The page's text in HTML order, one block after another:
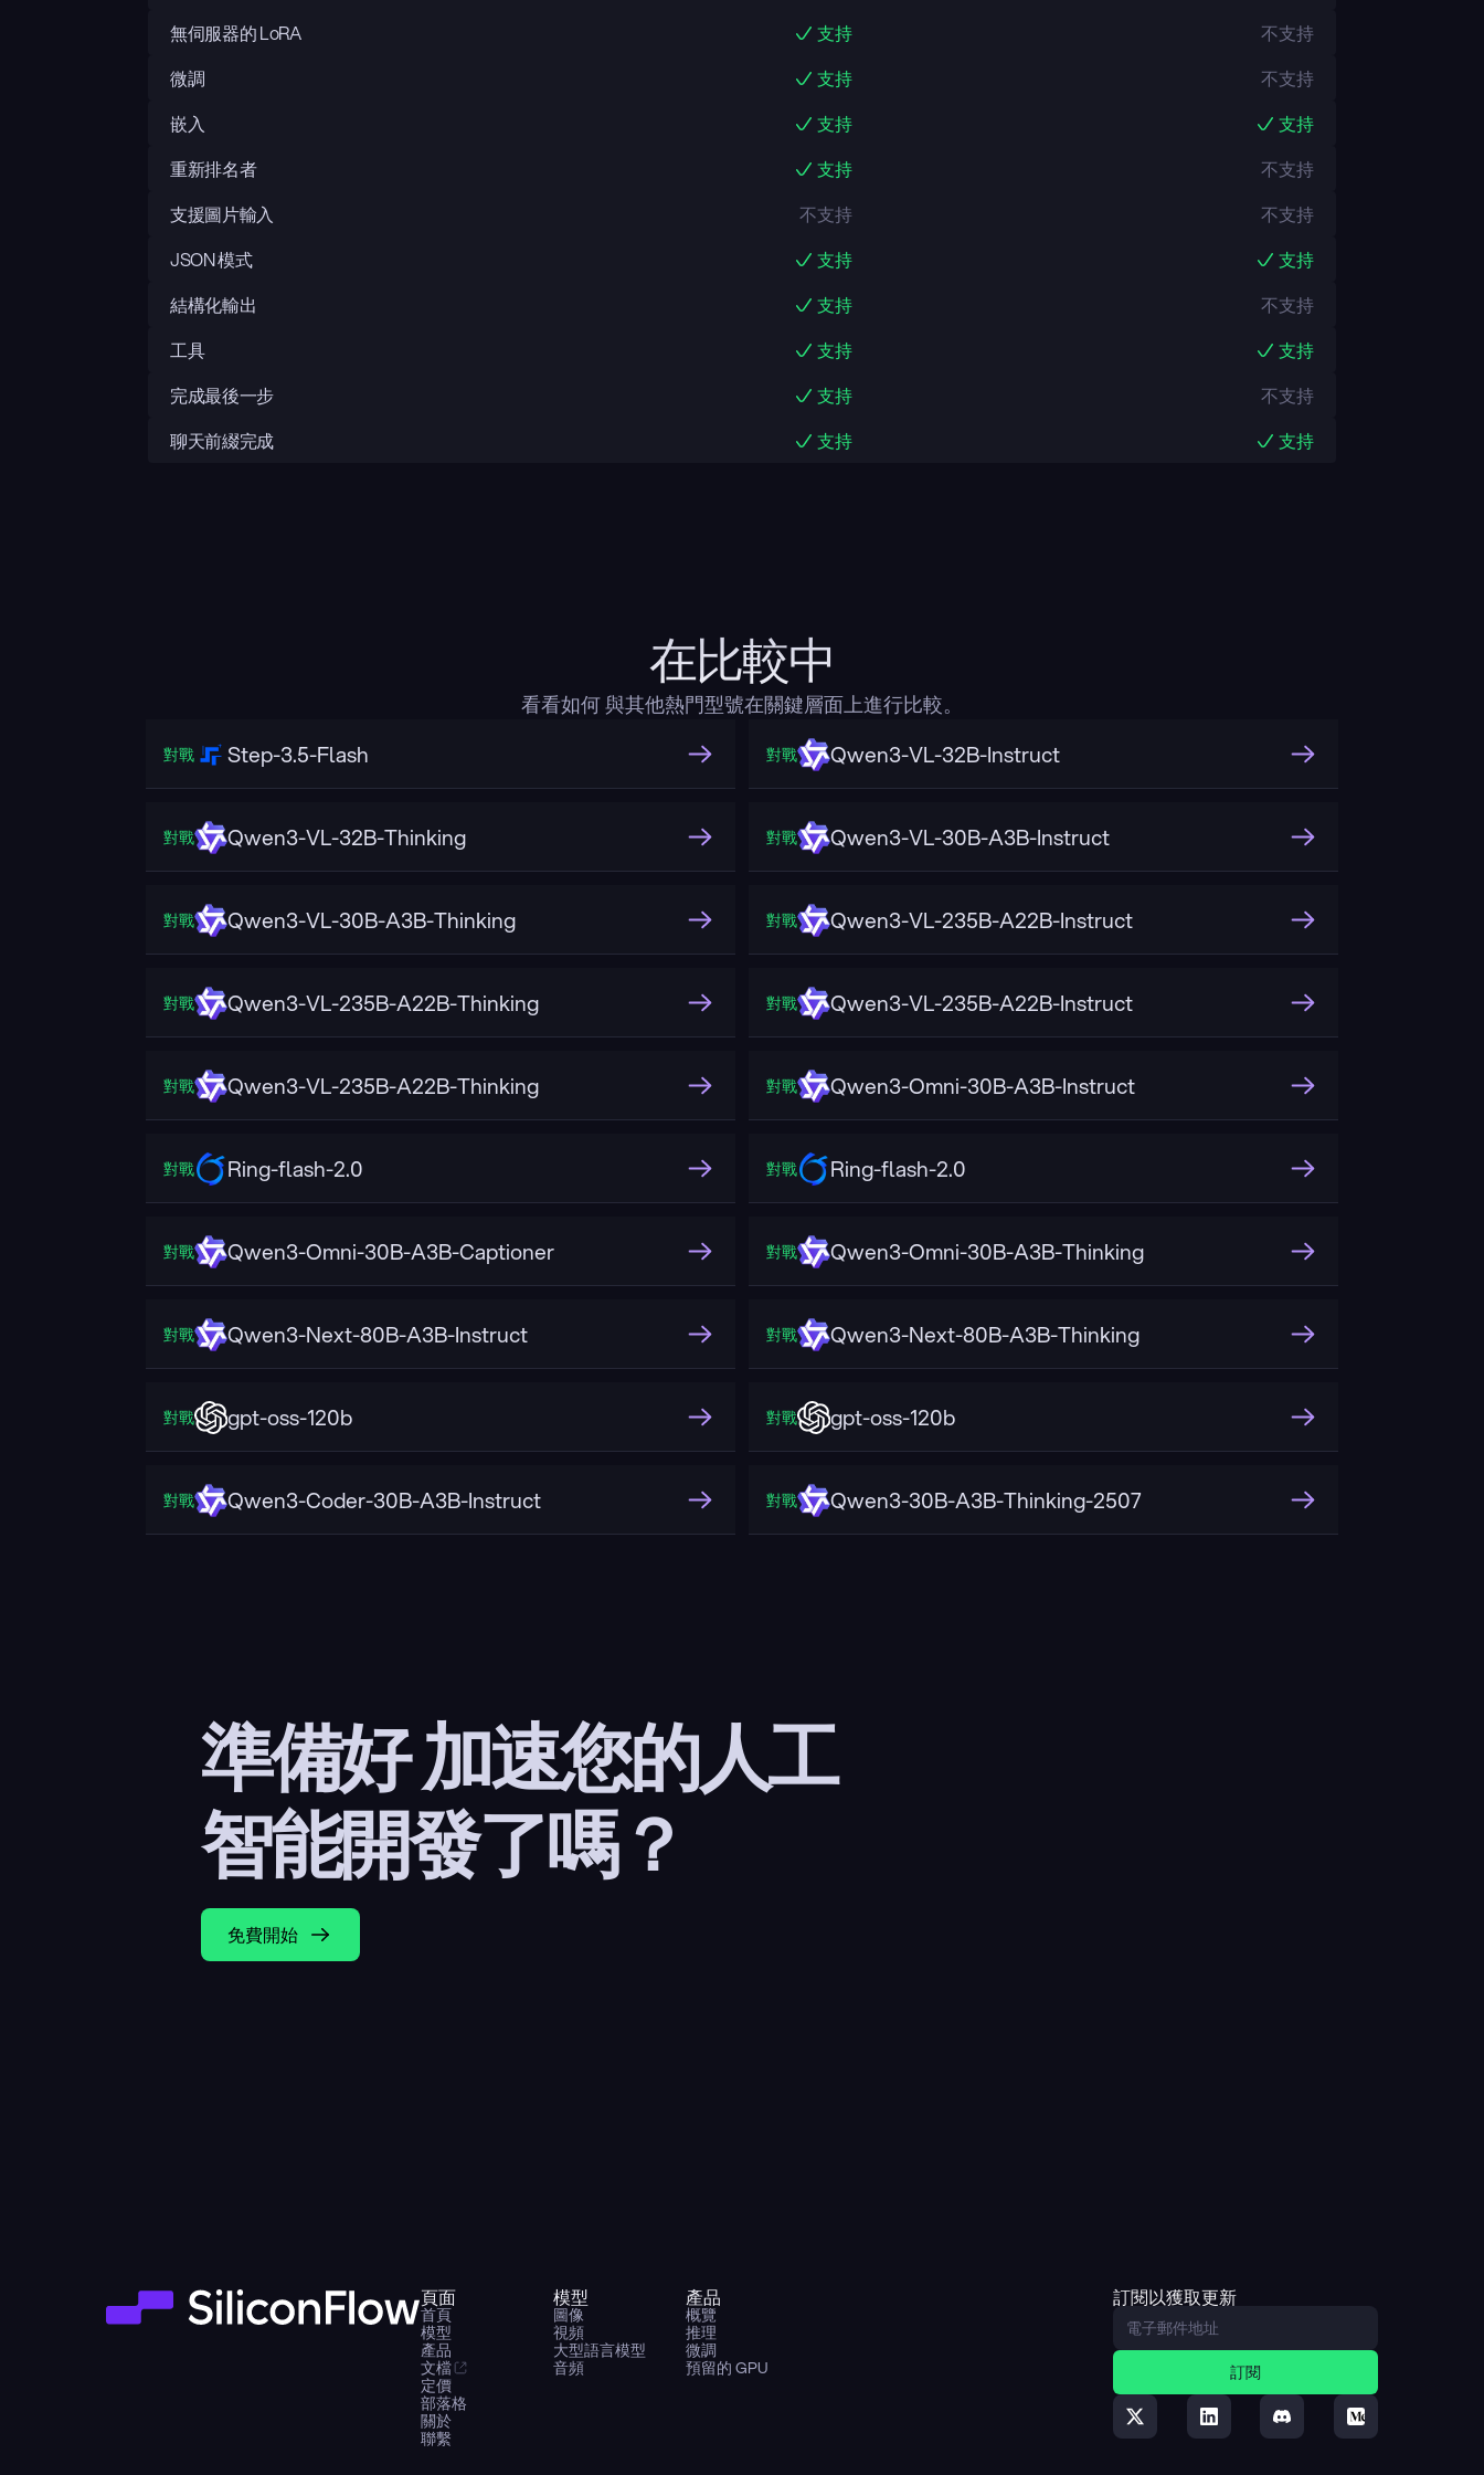
無伺服器的 LoRA
支持
不支持
微調
支持
不支持
嵌入
支持
支持
重新排名者
支持
不支持
支援圖片輸入
不支持
不支持
JSON 模式
支持
支持
結構化輸出
支持
不支持
工具
支持
支持
完成最後一步
支持
不支持
聊天前綴完成
支持 支持
在比較中
看看如何 與其他熱門型號在關鍵層面上進行比較。
對戰 Step-3.5-Flash 對戰 Qwen3-VL-32B-Instruct
對戰 Qwen3-VL-32B-Thinking 對戰 Qwen3-VL-30B-A3B-Instruct
對戰 Qwen3-VL-30B-A3B-Thinking 對戰 Qwen3-VL-235B-A22B-Instruct
對戰 Qwen3-VL-235B-A22B-Thinking 對戰 Qwen3-VL-235B-A22B-Instruct
對戰 Qwen3-VL-235B-A22B-Thinking 對戰 Qwen3-Omni-30B-A3B-Instruct
對戰 Ring-flash-2.0 對戰 Ring-flash-2.0
對戰 Qwen3-Omni-30B-A3B-Captioner 對戰 Qwen3-Omni-30B-A3B-Thinking
對戰 Qwen3-Next-80B-A3B-Instruct 對戰 Qwen3-Next-80B-A3B-Thinking
對戰 gpt-oss-120b 對戰 gpt-oss-120b
對戰 Qwen3-Coder-30B-A3B-Instruct 對戰 Qwen3-30B-A3B-Thinking-2507
準備好 加速您的人工
智能開發了嗎？
免費開始
頁面
首頁
模型
產品
文檔
定價
部落格
關於
聯繫
模型
圖像
視頻
大型語言模型
音頻
產品
概覽
推理
微調
預留的 GPU
訂閱以獲取更新
訂閱